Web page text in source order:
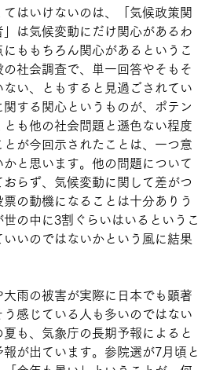
はいけないのは、「気候政策関
は気候変動にだけ関心があるわ
ももちろん関心があるというこ
の社会調査で、単一回答やそもそ
ない、ともすると見過ごされてい
する関心というものが、ポテン
も他の社会問題と遜色ない程度
が今回示されたことは、一つ意
と思います。他の問題について
らず、気候変動に関して差がつ
の動機になることは十分ありう
の中に3割ぐらいはいるというこ
いいのではないかという風に結果
雨の被害が実際に日本でも顕著
感じている人も多いのではない
も、気象庁の長期予報によると
が出ています。参院選が7月頃と